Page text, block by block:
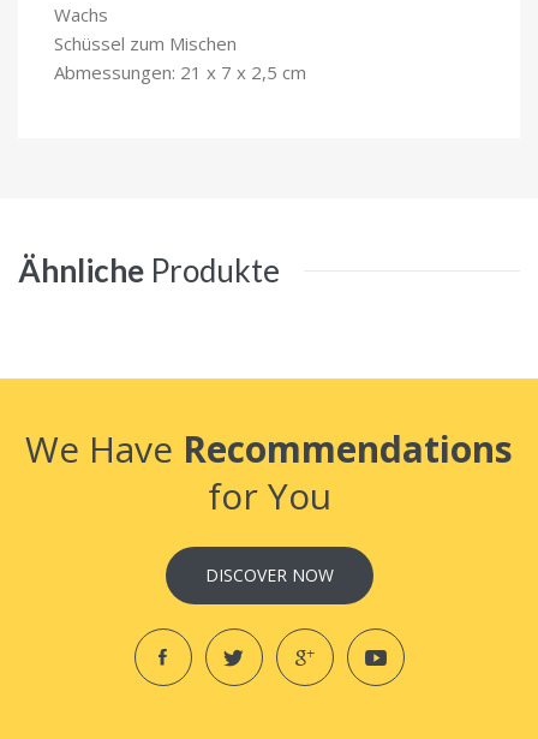
Wachs
Schüssel zum Mischen
Abmessungen: 21 x 7 x 2,5 cm
Ähnliche Produkte
We Have Recommendations
for You
DISCOVER NOW